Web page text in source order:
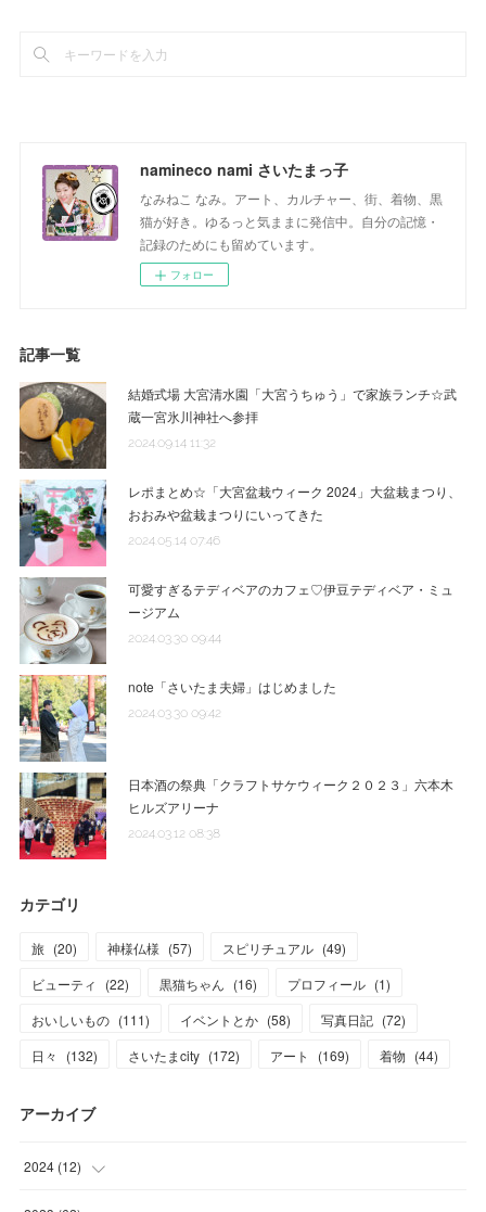
namineco nami さいたまっ子
なみねこ なみ。アート、カルチャー、街、着物、黒
猫が好き。ゆるっと気ままに発信中。自分の記憶・
記録のためにも留めています。
フォロー
記事一覧
結婚式場 大宮清水園「大宮うちゅう」で家族ランチ☆武
蔵一宮氷川神社へ参拝
2024.09.14 11:32
レポまとめ☆「大宮盆栽ウィーク 2024」大盆栽まつり、
おおみや盆栽まつりにいってきた
2024.05.14 07:46
可愛すぎるテディベアのカフェ♡伊豆テディベア・ミュ
ージアム
2024.03.30 09:44
note「さいたま夫婦」はじめました
2024.03.30 09:42
日本酒の祭典「クラフトサケウィーク２０２３」六本木
ヒルズアリーナ
2024.03.12 08:38
カテゴリ
旅 (20) 神様仏様 (57) スピリチュアル (49)
ビューティ
(22) 黒猫ちゃん (16) プロフィール (1)
おいしいもの (111) イベントとか (58) 写真日記 (72)
日々
(132) さいたまcity (172) アート (169) 着物 (44)
アーカイブ
2024 (12)